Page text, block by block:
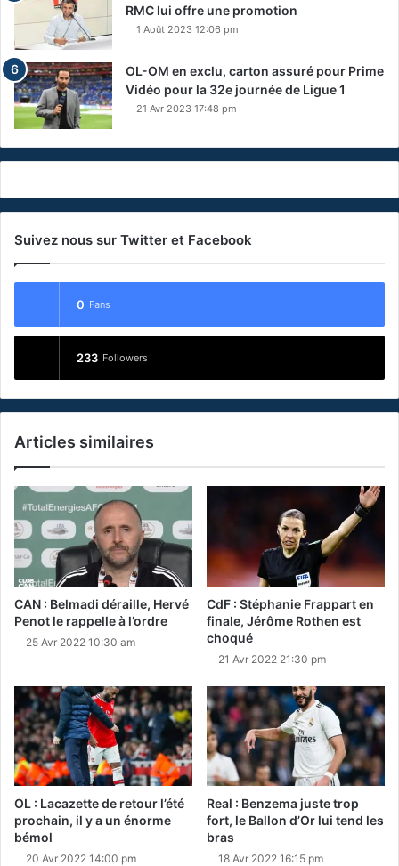
RMC lui offre une promotion
1 Août 2023 12:06 pm
OL-OM en exclu, carton assuré pour Prime
Vidéo pour la 32e journée de Ligue 1
21 Avr 2023 17:48 pm
Suivez nous sur Twitter et Facebook
0 Fans
233 Followers
Articles similaires
CAN : Belmadi déraille, Hervé
Penot le rappelle à l’ordre
25 Avr 2022 10:30 am
CdF : Stéphanie Frappart en
finale, Jérôme Rothen est
choqué
21 Avr 2022 21:30 pm
OL : Lacazette de retour l’été
prochain, il y a un énorme
bémol
20 Avr 2022 14:00 pm
Real : Benzema juste trop
fort, le Ballon d’Or lui tend les
bras
18 Avr 2022 16:15 pm